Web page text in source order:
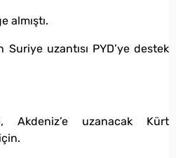
almıştı.
Suriye uzantısı PYD’ye destek
Akdeniz’e uzanacak Kürt